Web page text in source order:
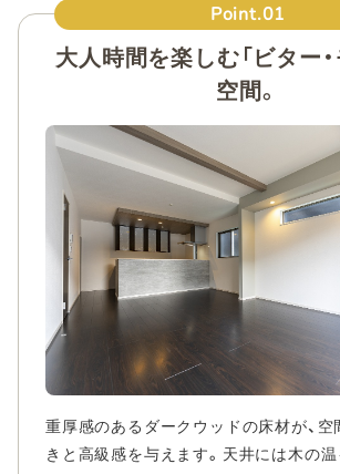
Point.01
大人時間を楽しむ「ビター・
空間。
重厚感のあるダークウッドの床材が、
きと高級感を与えます。天井には木の